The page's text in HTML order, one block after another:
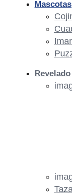
Mascotas
Revelado